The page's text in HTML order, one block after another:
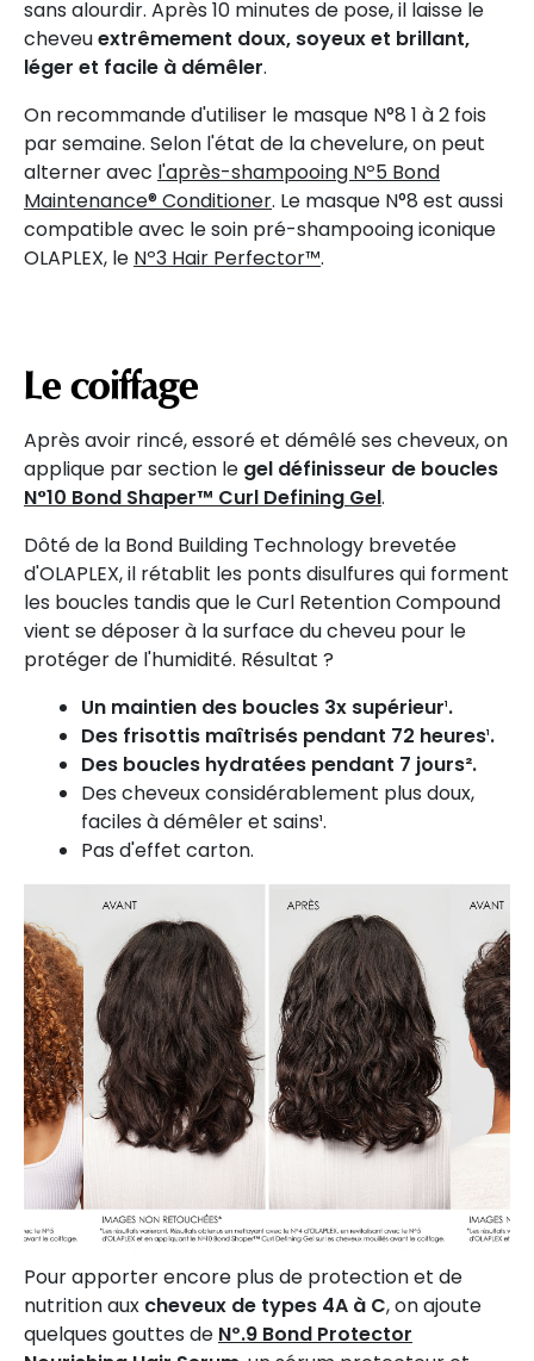
sans alourdir. Après 10 minutes de pose, il laisse le
cheveuextrêmement doux, soyeux et brillant,
léger et facile à démêler.
On recommande d'utiliser le masque N°8 1 à 2 fois
par semaine. Selon l'état de la chevelure, on peut
alterner avec l'après-shampooing Nº5 Bond
Maintenance® Conditioner. Le masque N°8 est aussi
compatible avec le soin pré-shampooing iconique
OLAPLEX, le Nº3 Hair Perfector™.
Le coiffage
Après avoir rincé, essoré et démêlé ses cheveux, on
applique par section le gel définisseur de boucles
N°10 Bond Shaper™ Curl Defining Gel.
Dôté de la Bond Building Technology brevetée
d'OLAPLEX, il rétablit les ponts disulfures qui forment
les boucles tandis que le Curl Retention Compound
vient se déposer à la surface du cheveu pour le
protéger de l'humidité. Résultat ?
Un maintien des boucles 3x supérieur¹.
Des frisottis maîtrisés pendant 72 heures¹.
Des boucles hydratées pendant 7 jours².
Des cheveux considérablement plus doux,
faciles à démêler et sains¹.
Pas d'effet carton.
Pour apporter encore plus de protection et de
nutrition aux cheveux de types 4A à C, on ajoute
quelques gouttes de Nº.9 Bond Protector